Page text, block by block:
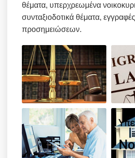
θέματα, υπερχρεωμένα
συνταξιοδοτικά θέματα, εγγραφές
προσημειώσεων.